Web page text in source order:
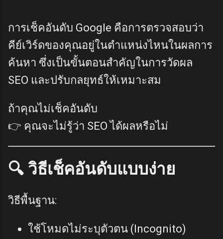
การเช็คอันดับ Google คือการตรวจสอบว่า
คีย์เวิร์ดของคุณอยู่ในตำแหน่งไหนในผลการ
ค้นหา ซึ่งเป็นขั้นตอนสำคัญในการวัดผล
SEO และปรับกลยุทธ์ให้เหมาะสม
ถ้าคุณไม่เช็คอันดับ
👉 คุณจะไม่รู้ว่า SEO ได้ผลหรือไม่
🔍 วิธีเช็คอันดับแบบง่าย
วิธีพื้นฐาน:
ใช้โหมดไม่ระบุตัวตน (Incognito)